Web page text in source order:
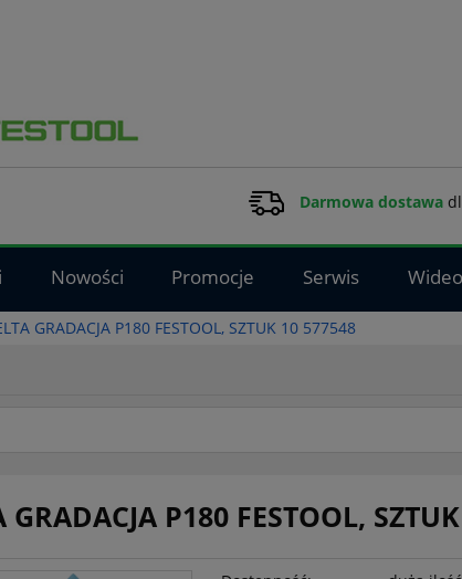
Darmowa dostawa
Nowości Promocje Serwis Wideo
GRADACJA P180 FESTOOL, SZTUK 10 577548
P180 FESTOOL,